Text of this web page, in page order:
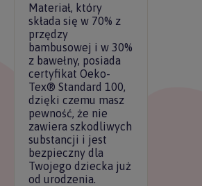
Materiał, który
składa się w 70% z
przędzy
bambusowej i w 30%
z bawełny, posiada
certyfikat Oeko-
Tex® Standard 100,
dzięki czemu masz
pewność, że nie
zawiera szkodliwych
substancji i jest
bezpieczny dla
Twojego dziecka już
od urodzenia.